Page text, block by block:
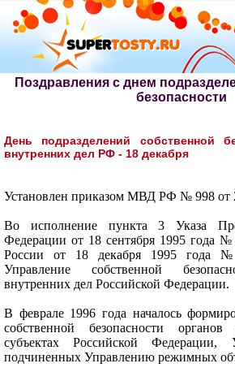
Поздравления с днем
безопасности
День подразделений собственной
внутренних дел РФ - 18 декабря
Установлен приказом МВД РФ № 998 от
Во исполнение пункта 3 Указа
Федерации от 18 сентября 1995 года
России от 18 декабря 1995 года
Управление собственной
внутренних дел Российской Федерации.
В феврале 1996 года началось
собственной безопасности
субъектах Российской
подчиненных Управлению режимных